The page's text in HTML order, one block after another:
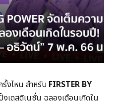
รั้งไหน สำหรับ FIRSTER BY
เดสติเนชั่น ฉลองเดือนเกิดใน